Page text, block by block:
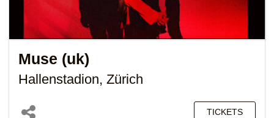
Muse (uk)
Hallenstadion, Zürich
TICKETS